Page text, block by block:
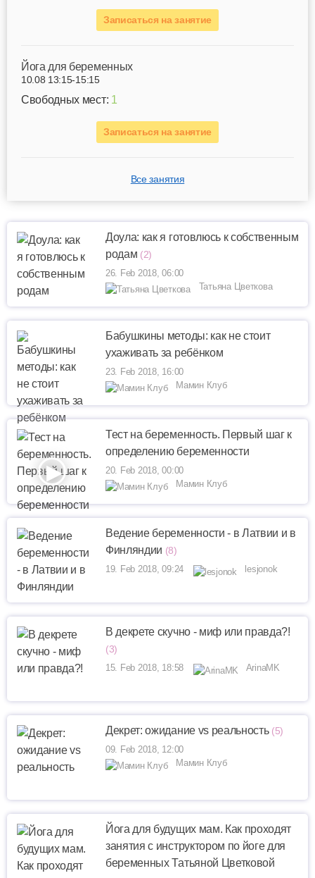
Записаться на занятие
Йога для беременных
10.08 13:15-15:15
Свободных мест: 1
Записаться на занятие
Все занятия
Доула: как я готовлюсь к собственным
родам (2)
26. Feb 2018, 06:00
Татьяна Цветкова
Бабушкины методы: как не стоит
ухаживать за ребёнком
23. Feb 2018, 16:00
Мамин Клуб
Тест на беременность. Первый шаг к
определению беременности
20. Feb 2018, 00:00
Мамин Клуб
Ведение беременности - в Латвии и в
Финляндии (8)
19. Feb 2018, 09:24 lesjonok
В декрете скучно - миф или правда?!
(3)
15. Feb 2018, 18:58 ArinaMK
Декрет: ожидание vs реальность (5)
09. Feb 2018, 12:00
Мамин Клуб
Йога для будущих мам. Как проходят
занятия с инструктором по йоге для
беременных Татьяной Цветковой